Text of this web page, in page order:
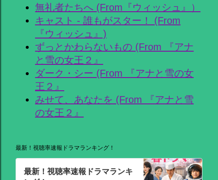
無礼者たちへ (From『ウィッシュ』）
キャスト - 誰もがスター！ (From
『ウィッシュ』)
ずっとかわらないもの (From 『アナ
と雪の女王２』
ダーク・シー (From 『アナと雪の女
王２』
みせて、あなたを (From 『アナと雪
の女王２』
最新！視聴率速報ドラマランキング！
最新！視聴率速報ドラマランキ